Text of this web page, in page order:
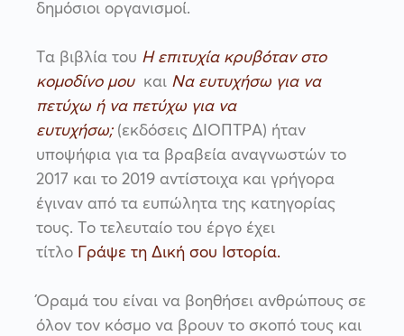
δημόσιοι οργανισμοί.
Τα βιβλία του Η επιτυχία κρυβόταν στο
κομοδίνο μουκαι Να ευτυχήσω για να
πετύχω ή να πετύχω για να
ευτυχήσω;(εκδόσεις ΔΙΟΠΤΡΑ) ήταν
υποψήφια για τα βραβεία αναγνω­στών το
2017 και το 2019 αντίστοιχα και γρήγορα
έγιναν από τα ευπώλητα της κατηγορίας
τους. Το τελευταίο του έργο έχει
τίτλο Γράψε τη Δική σου Ιστορία.
Όραμά του είναι να βοηθήσει ανθρώπους σε
όλον τον κόσμο να βρουν το σκοπό τους και